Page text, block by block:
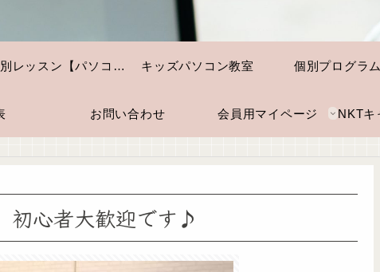
個別レッスン【パソコン・スマホ】 キッズパソコン教室 個別プログラム
お問い合わせ 会員用マイページ
心者大歓迎です♪